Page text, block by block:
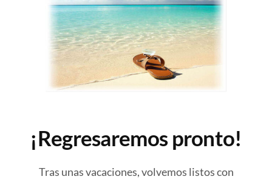
¡Regresaremos pronto!
Tras unas vacaciones, volvemos listos con